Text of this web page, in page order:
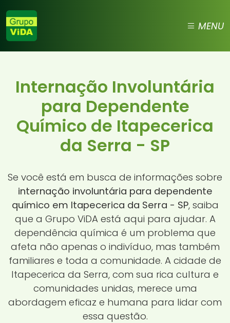
MENU
Internação Involuntária
para Dependente
Químico de Itapecerica
da Serra - SP
Se você está em busca de informações sobre
internação involuntária para dependente
químico em Itapecerica da Serra - SP, saiba
que a Grupo ViDA está aqui para ajudar. A
dependência química é um problema que
afeta não apenas o indivíduo, mas também
familiares e toda a comunidade. A cidade de
Itapecerica da Serra, com sua rica cultura e
comunidades unidas, merece uma
abordagem eficaz e humana para lidar com
essa questão.